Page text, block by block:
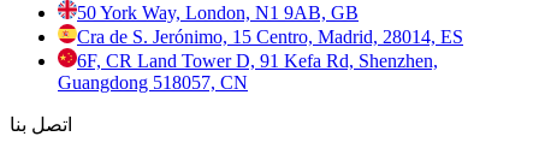
50 York Way, London, N1 9AB, GB
Cra de S. Jerónimo, 15 Centro, Madrid, 28014, ES
6F, CR Land Tower D, 91 Kefa Rd, Shenzhen,
Guangdong 518057, CN
اتصل بنا